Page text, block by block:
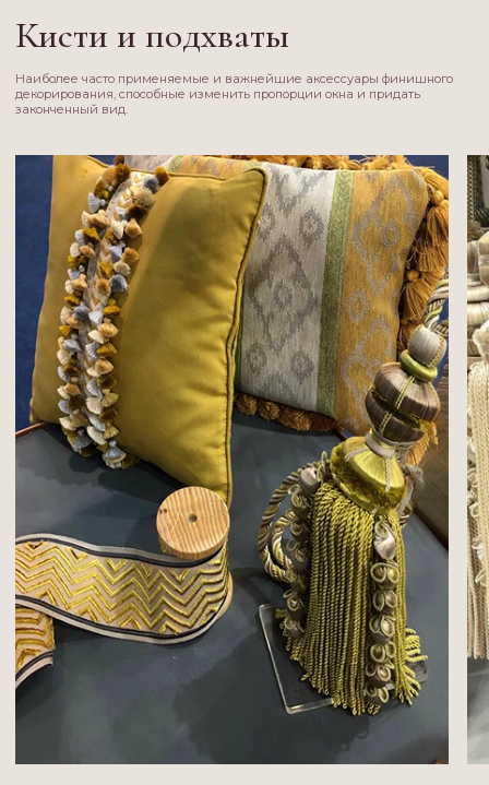
Декоративные розетки
Роскошный дополнительный аксессуар для подхватов и кистей.
Простота и удобство в ежедневном пользовании.